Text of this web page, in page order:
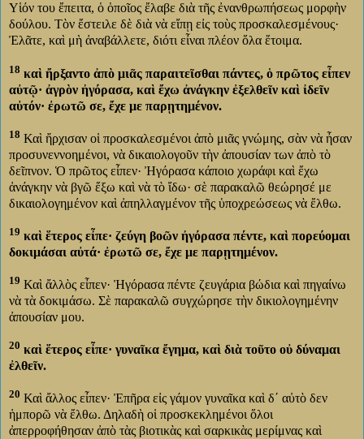
Υἱόν του ἔπειτα, ὁ ὁποῖος ἔλαβε διὰ τῆς ἐνανθρωπήσεως μορφὴν
δούλου. Τὸν ἔστειλε δὲ διὰ νὰ εἴπῃ εἰς τοὺς προσκαλεσμένους·
Ἐλᾶτε, καὶ μὴ ἀναβάλλετε, διότι εἶναι πλέον ὅλα ἕτοιμα.
18 καὶ ἤρξαντο ἀπὸ μιᾶς παραιτεῖσθαι πάντες, ὁ πρῶτος εἶπεν
αὐτῷ· ἀγρὸν ἠγόρασα, καὶ ἔχω ἀνάγκην ἐξελθεῖν καὶ ἰδεῖν
αὐτόν· ἐρωτῶ σε, ἔχε με παρῃτημένον.
18 Καὶ ἤρχισαν οἱ προσκαλεσμένοι ἀπὸ μιᾶς γνώμης, σὰν νὰ ἦσαν
προσυνεννοημένοι, νὰ δικαιολογοῦν τὴν ἀπουσίαν των ἀπὸ τὸ
δεῖπνον. Ὁ πρῶτος εἶπεν· Ἠγόρασα κάποιο χωράφι καὶ ἔχω
ἀνάγκην νὰ βγῶ ἔξω καὶ νὰ τὸ ἴδω· σὲ παρακαλῶ θεώρησέ με
δικαιολογημένον καὶ ἀπηλλαγμένον τῆς ὑποχρεώσεως νὰ ἔλθω.
19 καὶ ἕτερος εἶπε· ζεύγη βοῶν ἠγόρασα πέντε, καὶ πορεύομαι
δοκιμάσαι αὐτά· ἐρωτῶ σε, ἔχε με παρῃτημένον.
19 Καὶ ἄλλὸς εἶπεν· Ἠγόρασα πέντε ζευγάρια βώδια καὶ πηγαίνω
νὰ τὰ δοκιμάσω. Σὲ παρακαλῶ συγχώρησε τὴν δικιολογημένην
ἀπουσίαν μου.
20 καὶ ἕτερος εἶπε· γυναῖκα ἔγημα, καὶ διὰ τοῦτο οὐ δύναμαι
ἐλθεῖν.
20 Καὶ ἄλλος εἶπεν· Ἐπῆρα εἰς γάμον γυναῖκα καὶ δ΄ αὐτὸ δεν
ἡμπορῶ νὰ ἔλθω. Δηλαδὴ οἱ προσκεκλημένοι ὅλοι
ἀπερροφήθησαν ἀπὸ τὰς βιοτικὰς καὶ σαρκικὰς μερίμνας καὶ